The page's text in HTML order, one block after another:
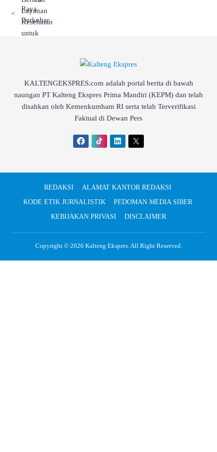
<
KALTENGEKSPRES.com adalah portal berita di bawah
naungan PT Kalteng Ekspres Prima Mandiri (KEPM) dan telah
disahkan oleh Kemenkumham RI serta telah Terverifikasi
Faktual di Dewan Pers
REDAKSI
ALAMAT KANTOR REDAKSI
KODE ETIK JURNALISTIK
PEDOMAN MEDIA SIBER
KEBIJAKAN PRIVASI
DISCLAIMER
Copyright © 2026 Kalteng Ekspres. All Right Reserved.